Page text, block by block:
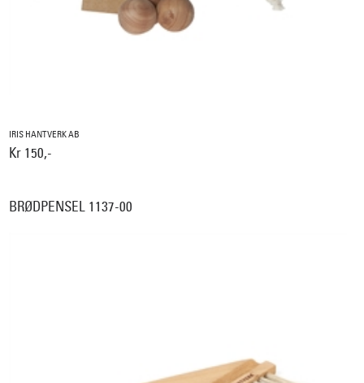
IRIS HANTVERK AB
Kr 150,-
BRØDPENSEL 1137-00